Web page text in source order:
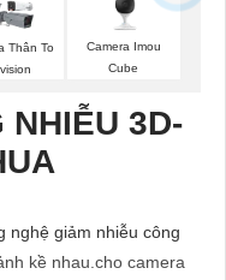
Thân To
Camera Imou
Cube
NHIỄU 3D-
nghệ giảm nhiễu công
kề nhau.cho camera